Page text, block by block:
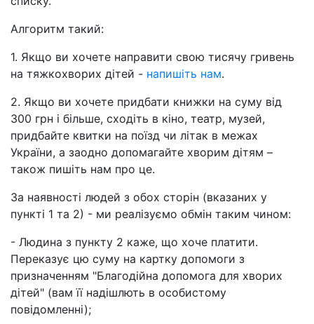
Алгоритм такий:
1. Якщо ви хочете направити свою тисячу гривень
на тяжкохворих дітей - напишіть нам.
2. Якщо ви хочете придбати книжки на суму від
300 грн і більше, сходіть в кіно, театр, музей,
придбайте квитки на поїзд чи літак в межах
України, а заодно допомагайте хворим дітям –
також пишіть нам про це.
За наявності людей з обох сторін (вказаних у
пункті 1 та 2) - ми реалізуємо обмін таким чином:
- Людина з пункту 2 каже, що хоче платити.
Переказує цю суму на картку допомоги з
призначенням "Благодійна допомога для хворих
дітей" (вам її надішлють в особистому
повідомленні);